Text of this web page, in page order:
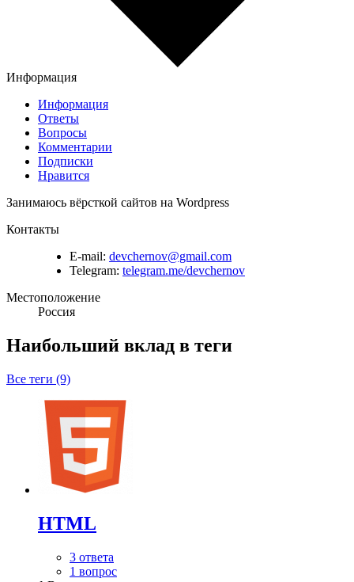
Информация
Информация
Ответы
Вопросы
Комментарии
Подписки
Нравится
Занимаюсь вёрсткой сайтов на Wordpress
Контакты
E-mail: devchernov@gmail.com
Telegram: telegram.me/devchernov
Местоположение
Россия
Наибольший вклад в теги
Все теги (9)
HTML
3 ответа
1 вопрос